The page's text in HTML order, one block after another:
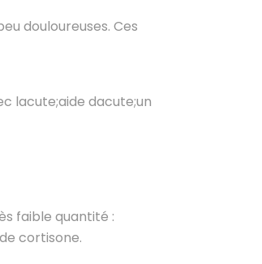
douloureuses. Ces
lacute;aide dacute;un
faible quantité :
cortisone.